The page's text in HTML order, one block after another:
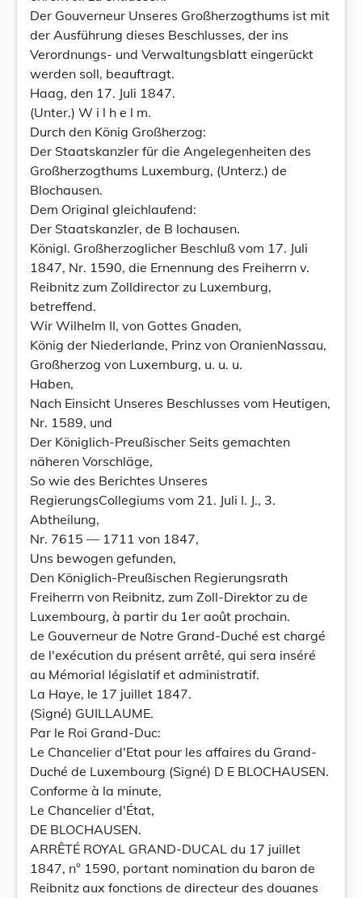
Der Gouverneur Unseres Großherzogthums ist mit
der Ausführung dieses Beschlusses, der ins
Verordnungs- und Verwaltungsblatt eingerückt
werden soll, beauftragt.
Haag, den 17. Juli 1847.
(Unter.) W i l h e l m.
Durch den König Großherzog:
Der Staatskanzler für die Angelegenheiten des
Großherzogthums Luxemburg, (Unterz.) de
Blochausen.
Dem Original gleichlaufend:
Der Staatskanzler, de B lochausen.
Königl. Großherzoglicher Beschluß vom 17. Juli
1847, Nr. 1590, die Ernennung des Freiherrn v.
Reibnitz zum Zolldirector zu Luxemburg,
betreffend.
Wir Wilhelm II, von Gottes Gnaden,
König der Niederlande, Prinz von OranienNassau,
Großherzog von Luxemburg, u. u. u.
Haben,
Nach Einsicht Unseres Beschlusses vom Heutigen,
Nr. 1589, und
Der Königlich-Preußischer Seits gemachten
näheren Vorschläge,
So wie des Berichtes Unseres
RegierungsCollegiums vom 21. Juli I. J., 3.
Abtheilung,
Nr. 7615 — 1711 von 1847,
Uns bewogen gefunden,
Den Königlich-Preußischen Regierungsrath
Freiherrn von Reibnitz, zum Zoll-Direktor zu de
Luxembourg, à partir du 1er août prochain.
Le Gouverneur de Notre Grand-Duché est chargé
de l'exécution du présent arrêté, qui sera inséré
au Mémorial législatif et administratif.
La Haye, le 17 juillet 1847.
(Signé) GUILLAUME.
Par le Roi Grand-Duc:
Le Chancelier d'Etat pour les affaires du Grand-
Duché de Luxembourg (Signé) D E BLOCHAUSEN.
Conforme à la minute,
Le Chancelier d'État,
DE BLOCHAUSEN.
ARRÊTÉ ROYAL GRAND-DUCAL du 17 juillet
1847, n° 1590, portant nomination du baron de
Reibnitz aux fonctions de directeur des douanes